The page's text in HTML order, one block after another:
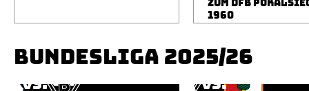
ZUM DFB
1960
BUNDESLIGA 2025/26